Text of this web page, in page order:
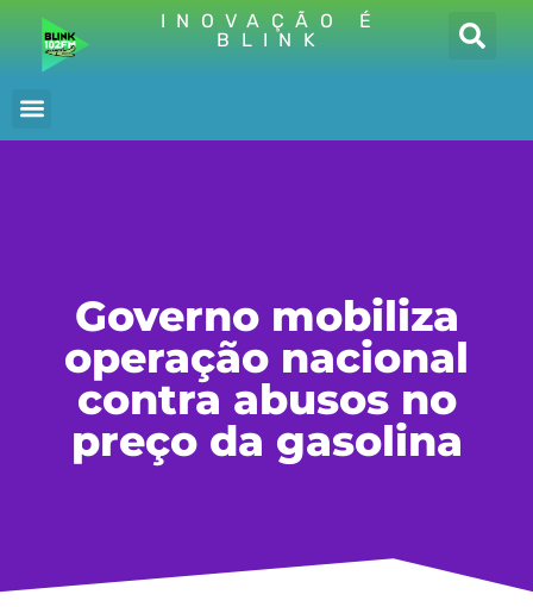
INOVAÇÃO É
BLINK
Governo mobiliza
operação nacional
contra abusos no
preço da gasolina